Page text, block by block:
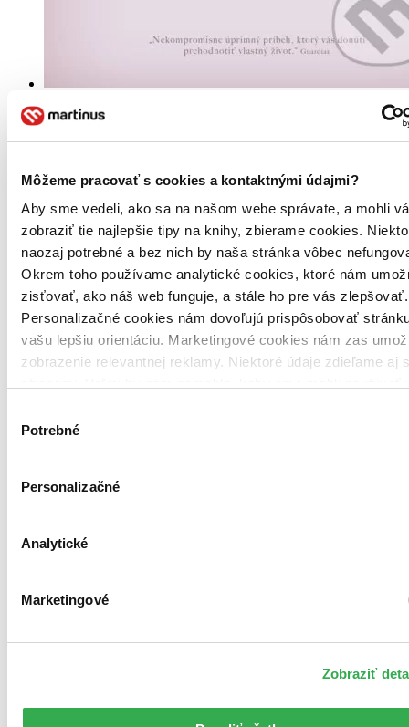
Môžeme pracovať s cookies a kontaktnými údajmi?
Aby sme vedeli, ako sa na našom webe správate, a mohli
zobraziť tie najlepšie tipy na knihy, zbierame cookies.
naozaj potrebné a bez nich by naša stránka vôbec
Okrem toho používame analytické cookies, ktoré nám
zisťovať, ako náš web funguje, a stále ho pre vás zlepšovať.
Personalizačné cookies nám dovoľujú prispôsobovať
vašu lepšiu orientáciu. Marketingové cookies nám zas
zobrazenie relevantnej reklamy. Niektoré údaje zdieľame aj
súhlasu
Potrebné
Personalizačné
Analytické
Marketingové
Zobraziť
Slovenčina, 2019
môžete mať šťastie v niektorých iných obchodoch, ktoré ešte